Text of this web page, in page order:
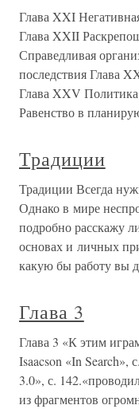
Глава XXI
Глава XXII
Справедливая
последствия Глава
Глава XXV
Равенство в
Традиции
Традиции Всегда
Однако в мире
подробно расскажу
основах и личных
какую бы работу вы
Глава 3
Глава 3 «К этим
Isaacson «In Search»,
3.0», с.
из фрагментов